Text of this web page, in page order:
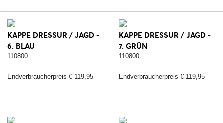
KAPPE DRESSUR / JAGD -
6. BLAU
110800
Endverbraucherpreis € 119,95
KAPPE DRESSUR / JAGD -
7. GRÜN
110800
Endverbraucherpreis € 119,95